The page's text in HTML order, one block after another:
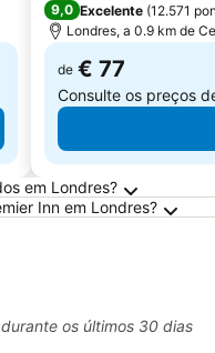
9,0 Excelente (12.571
Londres, a 0.9 km de
de € 77
Consulte os preços
em Londres?
Inn em Londres?
os últimos 30 dias